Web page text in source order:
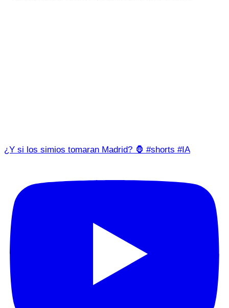
¿Y si los simios tomaran Madrid? 🦍 #shorts #IA